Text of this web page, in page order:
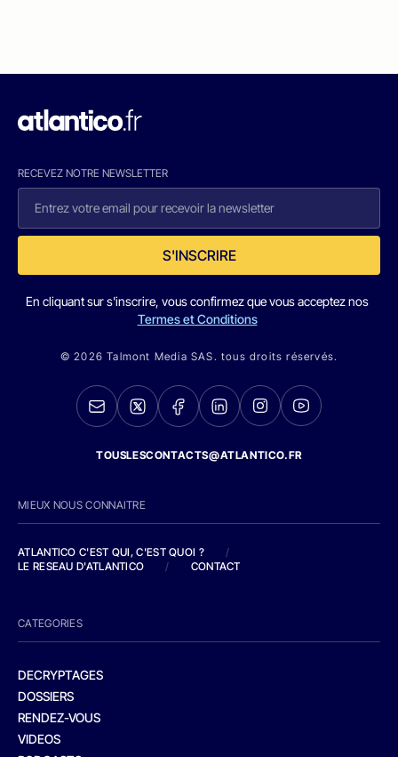
RECEVEZ NOTRE NEWSLETTER
S'INSCRIRE
En cliquant sur s'inscrire, vous confirmez que vous acceptez nos
Termes et Conditions
© 2026 Talmont Media SAS. tous droits réservés.
TOUSLESCONTACTS@ATLANTICO.FR
MIEUX NOUS CONNAITRE
ATLANTICO C'EST QUI, C'EST QUOI ?
/
LE RESEAU D'ATLANTICO
/ CONTACT
CATEGORIES
DECRYPTAGES
DOSSIERS
RENDEZ-VOUS
VIDEOS